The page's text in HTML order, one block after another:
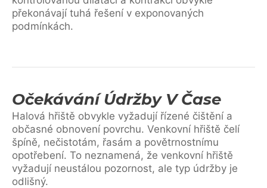
překonávají tuhá řešení v exponovaných
podmínkách.
Očekávání Údržby V Čase
Halová hřiště obvykle vyžadují řízené čištění a
občasné obnovení povrchu. Venkovní hřiště čelí
špíně, nečistotám, řasám a povětrnostnímu
opotřebení. To neznamená, že venkovní hřiště
vyžadují neustálou pozornost, ale typ údržby je
odlišný.